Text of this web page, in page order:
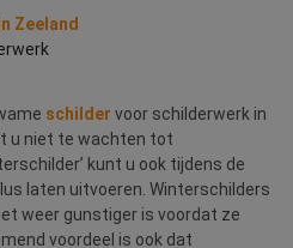
Zeeland
schilder voor schilderwerk in
u niet te wachten tot
kunt u ook tijdens de
laten uitvoeren. Winterschilders
weer gunstiger is voordat ze
voordeel is ook dat